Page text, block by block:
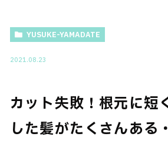
YUSUKE-YAMADATE
2021.08.23
カット失敗！根元に短
した髪がたくさんある